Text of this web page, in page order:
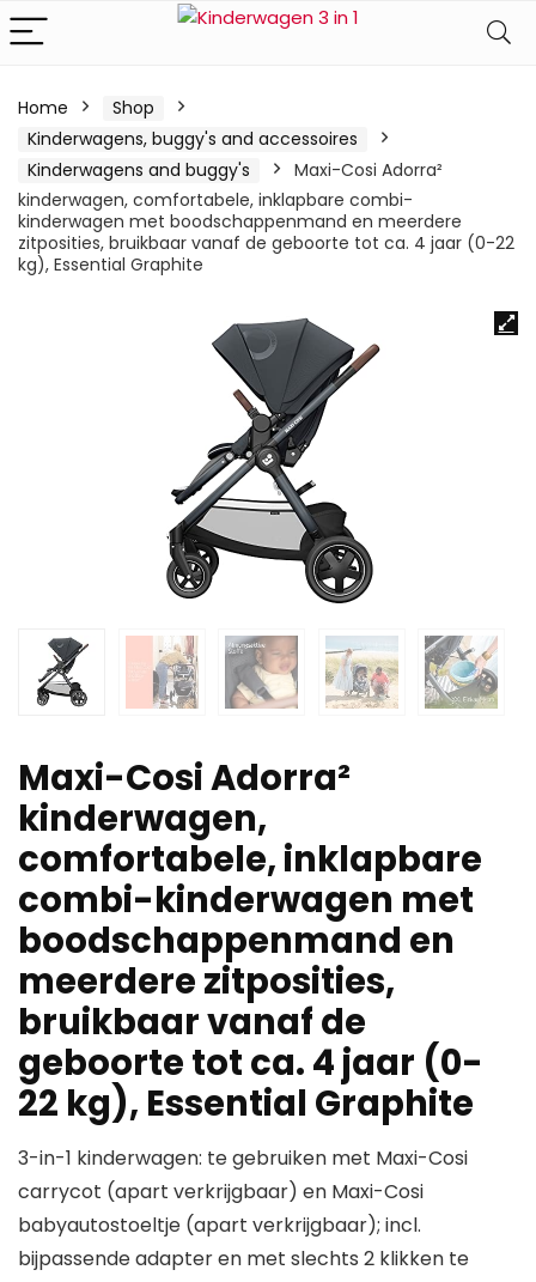
Home
Shop
Kinderwagens, buggy's and accessoires
Kinderwagens and buggy's
Maxi-Cosi Adorra²
kinderwagen, comfortabele, inklapbare combi-
kinderwagen met boodschappenmand en meerdere
zitposities, bruikbaar vanaf de geboorte tot ca. 4 jaar (0-22
kg), Essential Graphite
Maxi-Cosi Adorra²
kinderwagen,
comfortabele, inklapbare
combi-kinderwagen met
boodschappenmand en
meerdere zitposities,
bruikbaar vanaf de
geboorte tot ca. 4 jaar (0-
22 kg), Essential Graphite
3-in-1 kinderwagen: te gebruiken met Maxi-Cosi
carrycot (apart verkrijgbaar) en Maxi-Cosi
babyautostoeltje (apart verkrijgbaar); incl.
bijpassende adapter en met slechts 2 klikken te